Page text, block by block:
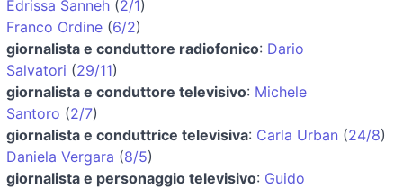
Edrissa Sanneh (2/1)
Franco Ordine (6/2)
giornalista e conduttore radiofonico: Dario
Salvatori (29/11)
giornalista e conduttore televisivo: Michele
Santoro (2/7)
giornalista e conduttrice televisiva: Carla Urban (24/8)
Daniela Vergara (8/5)
giornalista e personaggio televisivo: Guido